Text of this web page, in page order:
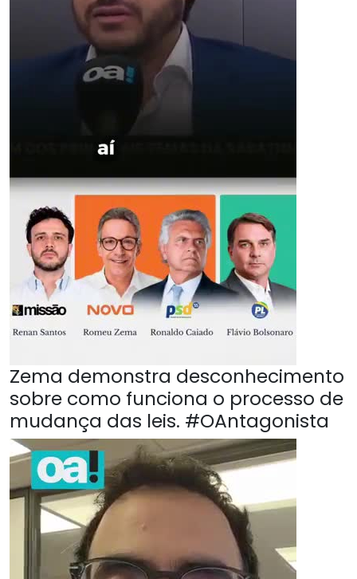
Zema demonstra desconhecimento
sobre como funciona o processo de
mudança das leis. #OAntagonista